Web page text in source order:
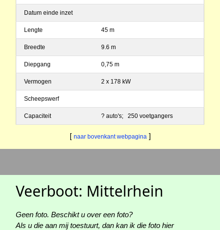
Datum einde inzet
Lengte 45 m
Breedte 9.6 m
Diepgang 0,75 m
Vermogen 2 x 178 kW
Scheepswerf
Capaciteit ? auto's; 250 voetgangers
[ naar bovenkant webpagina ]
Veerboot: Mittelrhein
Geen foto. Beschikt u over een foto?
Als u die aan mij toestuurt, dan kan ik die foto hier